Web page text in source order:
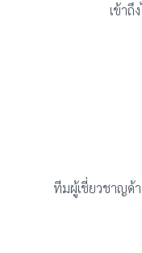
เข้าถึ
ทีมผู้เชี่ยวชาญด้